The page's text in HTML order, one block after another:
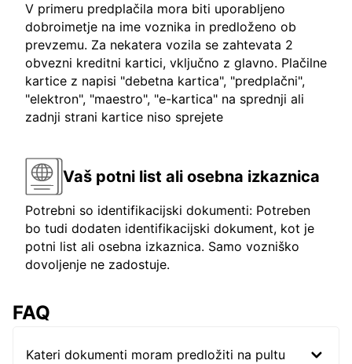
V primeru predplačila mora biti uporabljeno
dobroimetje na ime voznika in predloženo ob
prevzemu. Za nekatera vozila se zahtevata 2
obvezni kreditni kartici, vključno z glavno. Plačilne
kartice z napisi "debetna kartica", "predplačni",
"elektron", "maestro", "e-kartica" na sprednji ali
zadnji strani kartice niso sprejete
Vaš potni list ali osebna izkaznica
Potrebni so identifikacijski dokumenti: Potreben
bo tudi dodaten identifikacijski dokument, kot je
potni list ali osebna izkaznica. Samo vozniško
dovoljenje ne zadostuje.
FAQ
Kateri dokumenti moram predložiti na pultu